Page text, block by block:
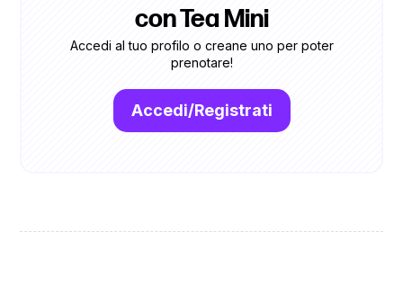
con Tea Mini
Accedi al tuo profilo o creane uno per poter
prenotare!
Accedi/Registrati